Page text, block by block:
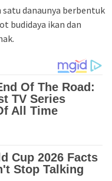
satu danaunya berbentuk
budidaya ikan dan